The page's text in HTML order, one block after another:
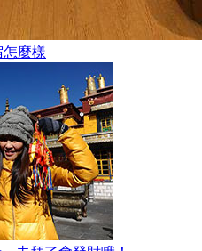
麼樣